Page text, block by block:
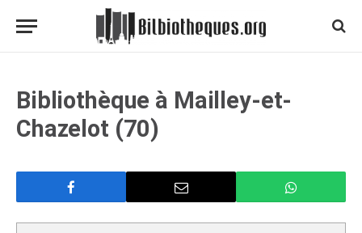
Bibliothèque à Mailley-et-
Chazelot (70)